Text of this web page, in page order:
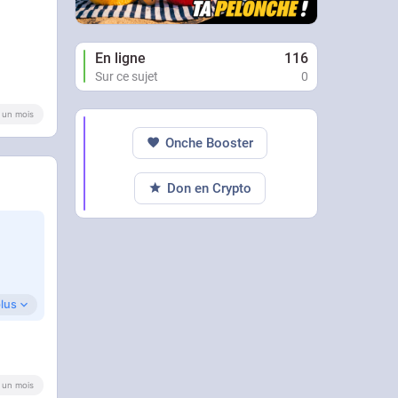
un mois
un mois
En ligne 116
Sur ce sujet 0
Onche Booster
Don en Crypto